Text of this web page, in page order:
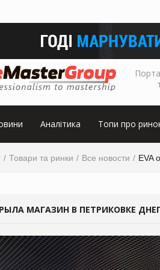
Аналітика Топи про
Товари та ринки Все новости EVA
МАГАЗИН В ПЕТРИКОВКЕ